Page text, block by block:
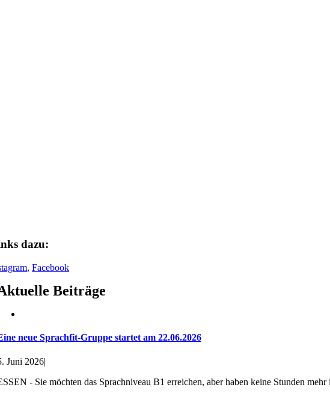
dazu:
,Facebook
Beiträge
neue Sprachfit-Gruppe startet am 22.06.2026
Juni 2026|
- Sie möchten das Sprachniveau B1 erreichen, aber haben keine Stunden